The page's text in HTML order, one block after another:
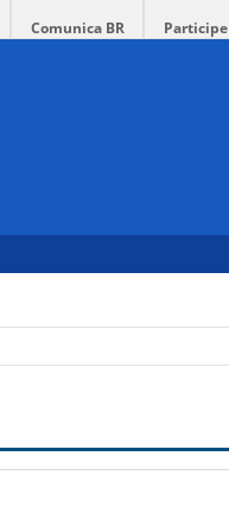
Comunica BR Participe